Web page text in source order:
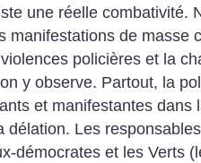
une réelle combativité.
manifestations de masse
policières et la
y observe. Partout, la
et manifestantes dans
délation. Les
démocrates et les Verts